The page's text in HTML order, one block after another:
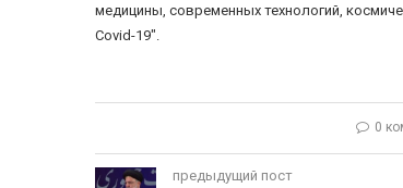
медицины, современных технологий,
Covid-19″.
0
предыдущий пост